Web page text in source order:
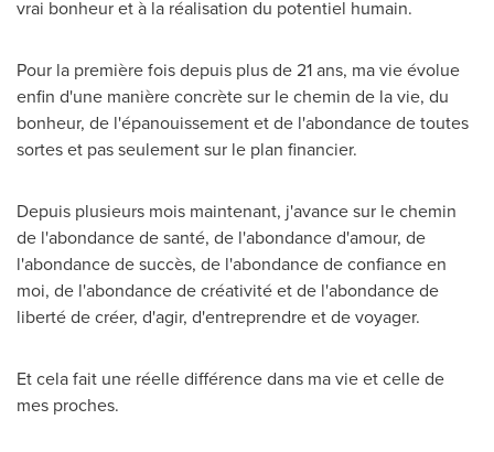
vrai bonheur et à la réalisation du potentiel humain.
Pour la première fois depuis plus de 21 ans, ma vie évolue
enfin d'une manière concrète sur le chemin de la vie, du
bonheur, de l'épanouissement et de l'abondance de toutes
sortes et pas seulement sur le plan financier.
Depuis plusieurs mois maintenant, j'avance sur le chemin
de l'abondance de santé, de l'abondance d'amour, de
l'abondance de succès, de l'abondance de confiance en
moi, de l'abondance de créativité et de l'abondance de
liberté de créer, d'agir, d'entreprendre et de voyager.
Et cela fait une réelle différence dans ma vie et celle de
mes proches.